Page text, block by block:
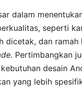
dalam
seperti
dan
. Pertimbangkan
desain
yang lebih